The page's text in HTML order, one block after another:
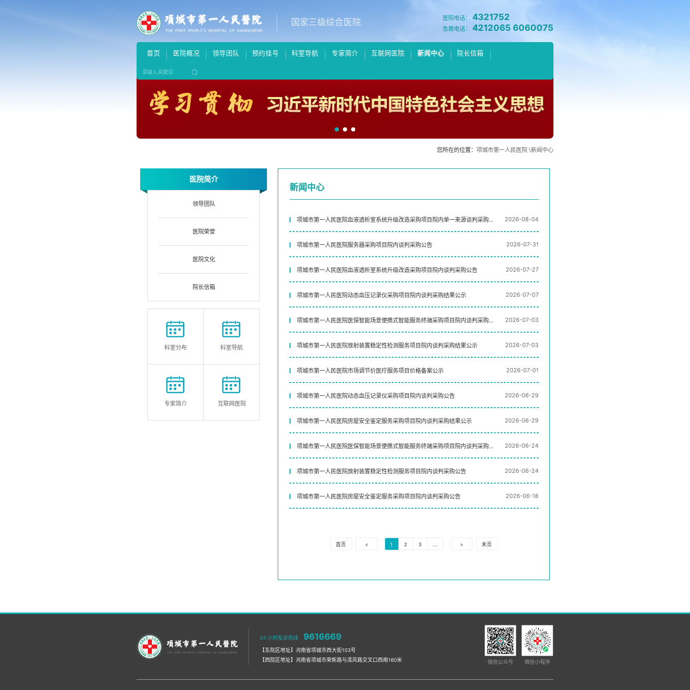
国家三级综合医院 医院电话： 4321752
急救电话： 4212065 6060075
首页 医院概况 领导团队 预约挂号 科室导航 专家简介 互联网医院 新闻中心 院长信箱
您所在的位置： 项城市第一人民医院 \新闻中心
医院简介
领导团队
医院荣誉
医院文化
院长信箱
科室分布 科室导航
专家简介 互联网医院
新闻中心
项城市第一人民医院血液透析室系统升级改造采购项目院内单一来源谈判采购
结果公示
2026-08-04
项城市第一人民医院服务器采购项目院内谈判采购公告 2026-07-31
项城市第一人民医院血液透析室系统升级改造采购项目院内谈判采购公告 2026-07-27
项城市第一人民医院动态血压记录仪采购项目院内谈判采购结果公示 2026-07-07
项城市第一人民医院医保智能场景便携式智能服务终端采购项目院内谈判采购
结果公示
2026-07-03
项城市第一人民医院放射装置稳定性检测服务项目院内谈判采购结果公示 2026-07-03
项城市第一人民医院市场调节价医疗服务项目价格备案公示 2026-07-01
项城市第一人民医院动态血压记录仪采购项目院内谈判采购公告 2026-06-29
项城市第一人民医院房屋安全鉴定服务采购项目院内谈判采购结果公示 2026-06-29
项城市第一人民医院医保智能场景便携式智能服务终端采购项目院内谈判采购
公告
2026-06-24
项城市第一人民医院放射装置稳定性检测服务项目院内谈判采购公告 2026-06-24
项城市第一人民医院房屋安全鉴定服务采购项目院内谈判采购公告 2026-06-18
首页 < 1 2 3 ... > 末页
24 小时投诉热线 9616669
【东院区地址】河南省项城市西大街103号
【西院区地址】河南省项城市荣新路与清风路交叉口西南160米
微信公众号 微信小程序